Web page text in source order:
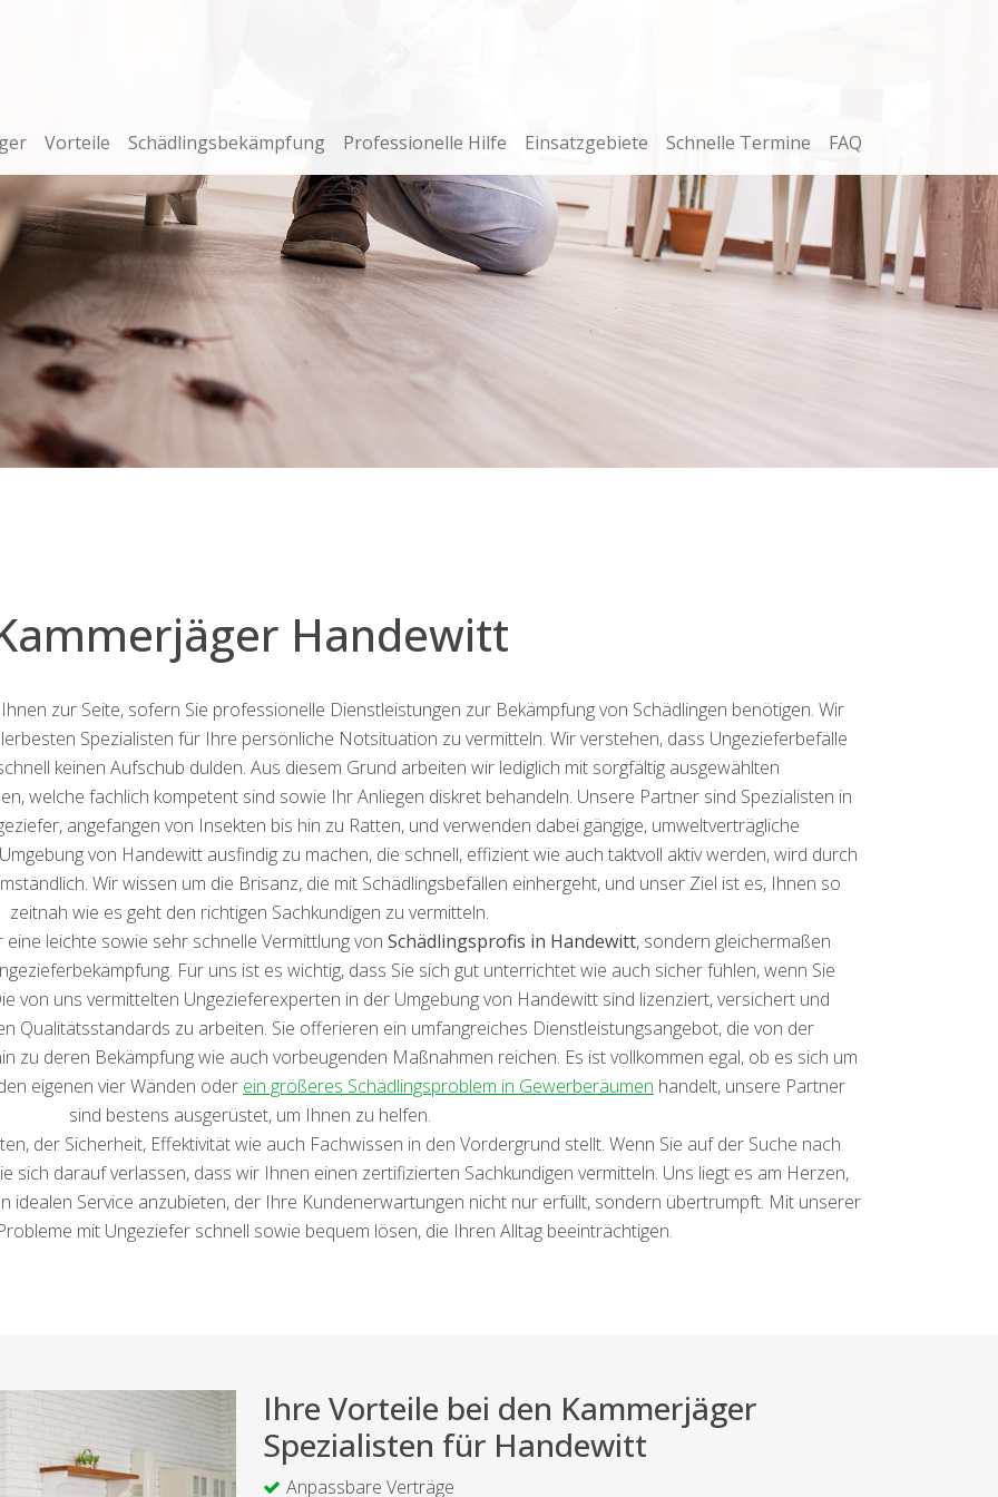
Vorteile Schädlingsbekämpfung Professionelle Hilfe Einsatzgebiete Schnelle Termine FAQ
Handewitt
zur Seite, sofern Sie professionelle Dienstleistungen zur Bekämpfung von Schädlingen benötigen. Wir
Spezialisten für Ihre persönliche Notsituation zu vermitteln. Wir verstehen, dass Ungezieferbefälle
keinen Aufschub dulden. Aus diesem Grund arbeiten wir lediglich mit sorgfältig ausgewählten
welche fachlich kompetent sind sowie Ihr Anliegen diskret behandeln. Unsere Partner sind Spezialisten in
angefangen von Insekten bis hin zu Ratten, und verwenden dabei gängige, umweltverträgliche
von Handewitt ausfindig zu machen, die schnell, effizient wie auch taktvoll aktiv werden, wird durch
Wir wissen um die Brisanz, die mit Schädlingsbefällen einhergeht, und unser Ziel ist es, Ihnen so
zeitnah wie es geht den richtigen Sachkundigen zu vermitteln.
leichte sowie sehr schnelle Vermittlung von Schädlingsprofis in Handewitt, sondern gleichermaßen
Für uns ist es wichtig, dass Sie sich gut unterrichtet wie auch sicher fühlen, wenn Sie
von uns vermittelten Ungezieferexperten in der Umgebung von Handewitt sind lizenziert, versichert und
Qualitätsstandards zu arbeiten. Sie offerieren ein umfangreiches Dienstleistungsangebot, die von der
zu deren Bekämpfung wie auch vorbeugenden Maßnahmen reichen. Es ist vollkommen egal, ob es sich um
eigenen vier Wänden oder ein größeres Schädlingsproblem in Gewerberäumen handelt, unsere Partner
sind bestens ausgerüstet, um Ihnen zu helfen.
der Sicherheit, Effektivität wie auch Fachwissen in den Vordergrund stellt. Wenn Sie auf der Suche nach
sich darauf verlassen, dass wir Ihnen einen zertifizierten Sachkundigen vermitteln. Uns liegt es am Herzen,
idealen Service anzubieten, der Ihre Kundenerwartungen nicht nur erfüllt, sondern übertrumpft. Mit unserer
mit Ungeziefer schnell sowie bequem lösen, die Ihren Alltag beeinträchtigen.
Ihre Vorteile bei den Kammerjäger
Spezialisten für Handewitt
Anpassbare Verträge